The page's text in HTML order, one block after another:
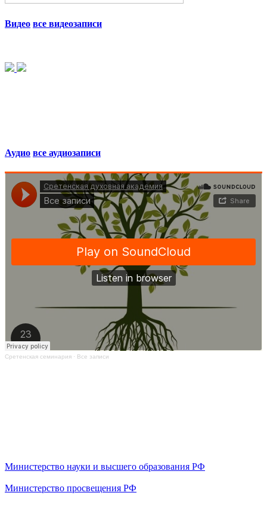
Видео все видеозаписи
Аудио все аудиозаписи
Сретенская семинария · Все записи
Министерство науки и высшего образования РФ
Министерство просвещения РФ